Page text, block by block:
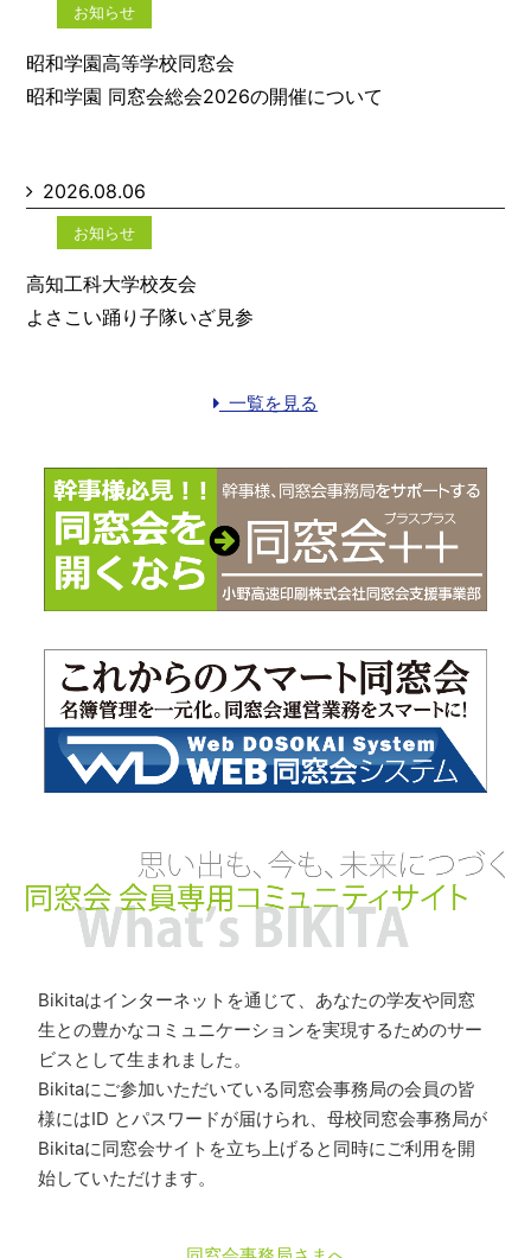
お知らせ
昭和学園高等学校同窓会
昭和学園 同窓会総会2026の開催について
2026.08.06
お知らせ
高知工科大学校友会
よさこい踊り子隊いざ見参
一覧を見る
Bikitaはインターネットを通じて、あなたの学友や同窓
生との豊かなコミュニケーションを実現するためのサー
ビスとして生まれました。
Bikitaにご参加いただいている同窓会事務局の会員の皆
様にはID とパスワードが届けられ、母校同窓会事務局が
Bikitaに同窓会サイトを立ち上げると同時にご利用を開
始していただけます。